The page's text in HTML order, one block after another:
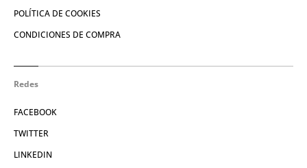
POLÍTICA DE COOKIES
CONDICIONES DE COMPRA
Redes
FACEBOOK
TWITTER
LINKEDIN